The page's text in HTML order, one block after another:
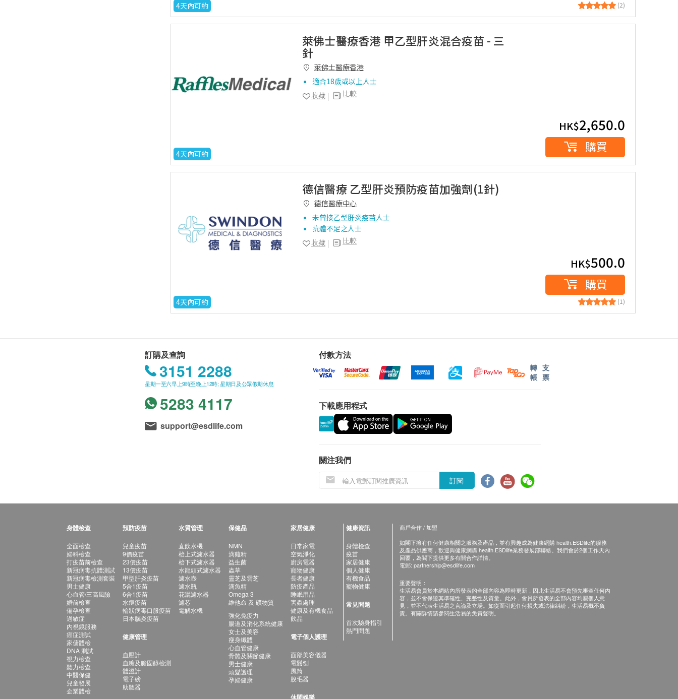
4天內可約 (2)
4天內可約
萊佛士醫療香港 甲乙型肝炎混合疫苗 - 三
針
萊佛士醫療香港
適合18歲或以上人士
比較
收藏
HK$2,650.0
購買
4天內可約
德信醫療 乙型肝炎預防疫苗加強劑(1針)
德信醫療中心
未曾接乙型肝炎疫苗人士
抗體不足之人士
比較
收藏
HK$500.0
購買
(1)
訂購及查詢
3151 2288
星期一至六早上9時至晚上12時; 星期日及公眾假期休息
5283 4117
support@esdlife.com
付款方法
轉
帳
支
票
下載應用程式
關注我們
訂閱
身體檢查
全面檢查
婦科檢查
打疫苗前檢查
新冠病毒抗體測試
新冠病毒檢測套裝
男士健康
心血管/三高風險
婚前檢查
備孕檢查
過敏症
內視鏡服務
癌症測試
家傭體檢
DNA 測試
視力檢查
聽力檢查
中醫保健
兒童發展
企業體檢
預防疫苗
兒童疫苗
9價疫苗
23價疫苗
13價疫苗
甲型肝炎疫苗
5合1疫苗
6合1疫苗
水痘疫苗
輪狀病毒口服疫苗
日本腦炎疫苗
健康管理
血壓計
血糖及膽固醇檢測
體溫計
電子磅
助聽器
水質管理
直飲水機
枱上式濾水器
枱下式濾水器
水龍頭式濾水器
濾水壺
濾水瓶
花灑濾水器
濾芯
電解水機
保健品
NMN
滴雞精
益生菌
蟲草
靈芝及雲芝
滴魚精
Omega 3
維他命 及 礦物質
強化免疫力
腸道及消化系統健康
女士及美容
瘦身纖體
心血管健康
骨骼及關節健康
男士健康
頭髮護理
孕婦健康
家居健康
日常家電
空氣淨化
廚房電器
寵物健康
長者健康
防疫產品
睡眠用品
害蟲處理
健康及有機食品
飲品
電子個人護理
面部美容儀器
電鬚刨
風筒
脫毛器
休閑娛樂
健康資訊
身體檢查
疫苗
家居健康
個人健康
有機食品
寵物健康
常見問題
首次驗身指引
熱門問題
商戶合作 / 加盟
如閣下擁有任何健康相關之服務及產品，並有興趣成為健康網購 health.ESDlife的服務
及產品供應商，歡迎與健康網購 health.ESDlife業務發展部聯絡。我們會於2個工作天內
回覆，為閣下提供更多有關合作詳情。
電郵: partnership@esdlife.com
重要聲明：
生活易會員於本網站內所發表的全部內容為即時更新，因此生活易不會預先審查任何內
容，並不會保證其準確性、完整性及質量。此外，會員所發表的全部內容均屬個人意
見，並不代表生活易之言論及立場。如從而引起任何損失或法律糾紛，生活易概不負
責。有關詳情請參閱生活易的免責聲明。